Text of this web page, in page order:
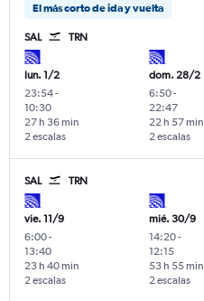
El más corto de ida y vuelta
SAL TRN
lun. 1/2
23:54-
10:30
2 escalas
27 h 36 min
dom. 28/2
6:50-
22:47
2 escalas
22 h 57 min
SAL TRN
vie. 11/9
6:00-
13:40
2 escalas
23 h 40 min
mié. 30/9
14:20-
12:15
2 escalas
53 h 55 min